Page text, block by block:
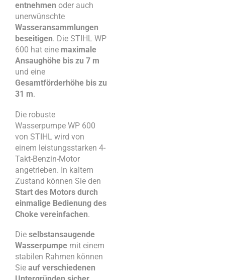
entnehmen oder auch
unerwünschte
Wasseransammlungen
beseitigen. Die STIHL WP
600 hat eine maximale
Ansaughöhe bis zu 7 m
und eine
Gesamtförderhöhe bis zu
31 m.
Die robuste
Wasserpumpe WP 600
von STIHL wird von
einem leistungsstarken 4-
Takt-Benzin-Motor
angetrieben. In kaltem
Zustand können Sie den
Start des Motors durch
einmalige Bedienung des
Choke vereinfachen.
Die selbstansaugende
Wasserpumpe mit einem
stabilen Rahmen können
Sie auf verschiedenen